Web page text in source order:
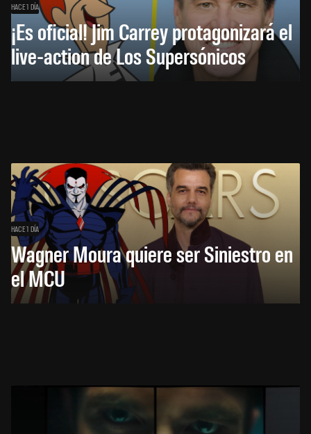
HACE 1 DÍA
¡Es oficial! Jim Carrey protagonizará el
live-action de Los Supersónicos
HACE 1 DÍA
Wagner Moura quiere ser Siniestro en
el MCU